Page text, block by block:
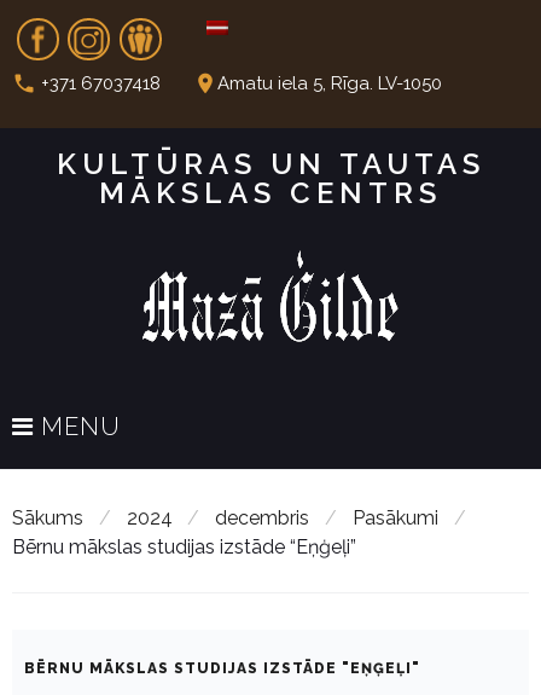
t
Fb In Dr
call +371 67037418 place Amatu iela 5, Rīga. LV-1050
KULTŪRAS UN TAUTAS
MĀKSLAS CENTRS
MENU
Sākums / 2024 / decembris / Pasākumi
/
Bērnu mākslas studijas izstāde “Eņģeļi”
BĒRNU MĀKSLAS STUDIJAS IZSTĀDE "EŅĢEĻI"